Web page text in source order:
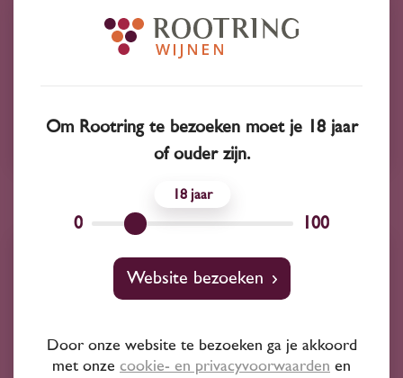
De Wetshof Chardonnay 'Limelight' 2025
8 90
De Wetshof Estate
Om Rootring te bezoeken moet je 18 jaar
of ouder zijn.
0
18
100
Website bezoeken
Door onze website te bezoeken ga je akkoord
met onze cookie- en privacyvoorwaarden en